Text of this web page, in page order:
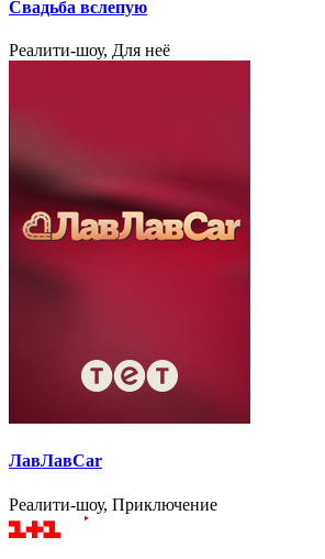
Свадьба вслепую
Реалити-шоу, Для неё
ЛавЛавCar
Реалити-шоу, Приключение